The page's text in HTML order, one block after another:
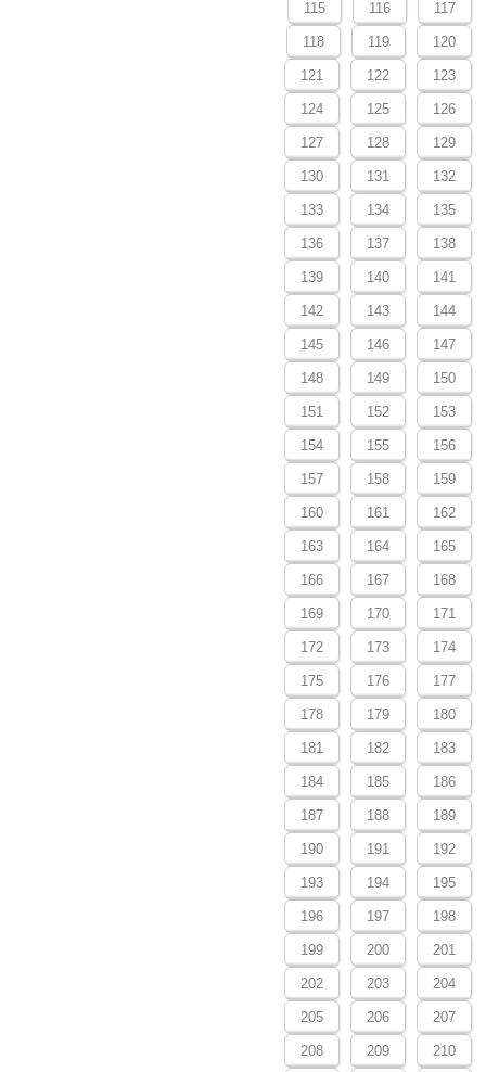
115 116 117
118 119 120
121 122 123
124 125 126
127 128 129
130 131 132
133 134 135
136 137 138
139 140 141
142 143 144
145 146 147
148 149 150
151 152 153
154 155 156
157 158 159
160 161 162
163 164 165
166 167 168
169 170 171
172 173 174
175 176 177
178 179 180
181 182 183
184 185 186
187 188 189
190 191 192
193 194 195
196 197 198
199 200 201
202 203 204
205 206 207
208 209 210